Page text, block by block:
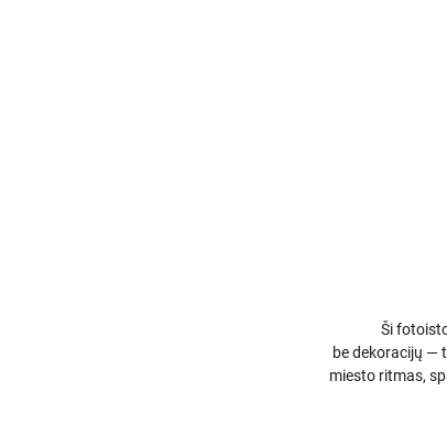
Ši
be dekoracijų —
miesto ritmas,